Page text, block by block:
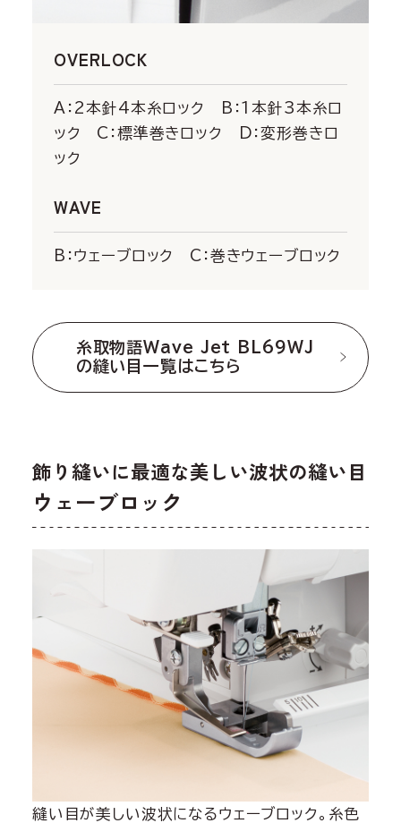
OVERLOCK
A：2本針4本糸ロック B：1本針3本糸ロ
ック C：標準巻きロック D：変形巻きロ
ック
WAVE
B：ウェーブロック C：巻きウェーブロック
糸取物語Wave Jet BL69WJ
の縫い目一覧はこちら
飾り縫いに最適な美しい波状の縫い目
ウェーブロック
縫い目が美しい波状になるウェーブロック。糸色